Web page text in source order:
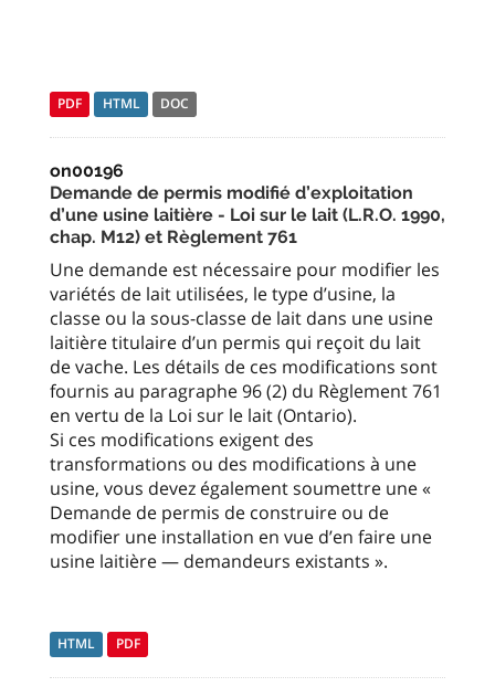
PDF HTML DOC
on00196
Demande de permis modifié d’exploitation
d’une usine laitière - Loi sur le lait (L.R.O. 1990,
chap. M12) et Règlement 761
Une demande est nécessaire pour modifier les
variétés de lait utilisées, le type d’usine, la
classe ou la sous-classe de lait dans une usine
laitière titulaire d’un permis qui reçoit du lait
de vache. Les détails de ces modifications sont
fournis au paragraphe 96 (2) du Règlement 761
en vertu de la Loi sur le lait (Ontario).
Si ces modifications exigent des
transformations ou des modifications à une
usine, vous devez également soumettre une «
Demande de permis de construire ou de
modifier une installation en vue d’en faire une
usine laitière — demandeurs existants ».
HTML PDF